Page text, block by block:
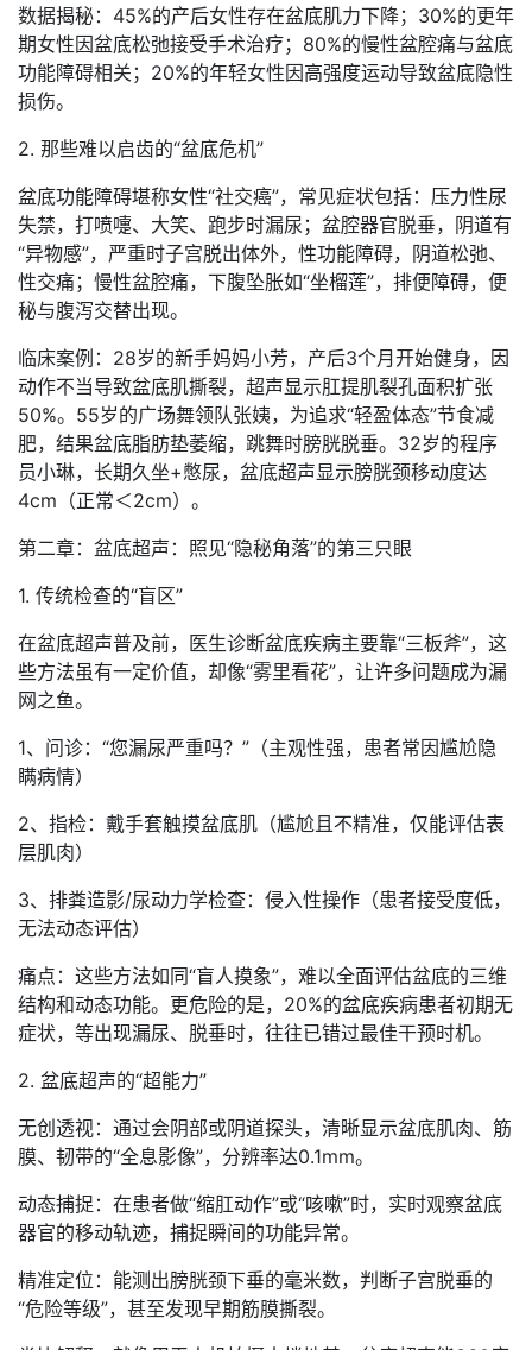
数据揭秘：45%的产后女性存在盆底肌力下降；30%的更年
期女性因盆底松弛接受手术治疗；80%的慢性盆腔痛与盆底
功能障碍相关；20%的年轻女性因高强度运动导致盆底隐性
损伤。
2. 那些难以启齿的“盆底危机”
盆底功能障碍堪称女性“社交癌”，常见症状包括：压力性尿
失禁，打喷嚏、大笑、跑步时漏尿；盆腔器官脱垂，阴道有
“异物感”，严重时子宫脱出体外，性功能障碍，阴道松弛、
性交痛；慢性盆腔痛，下腹坠胀如“坐榴莲”，排便障碍，便
秘与腹泻交替出现。
临床案例：28岁的新手妈妈小芳，产后3个月开始健身，因
动作不当导致盆底肌撕裂，超声显示肛提肌裂孔面积扩张
50%。55岁的广场舞领队张姨，为追求“轻盈体态”节食减
肥，结果盆底脂肪垫萎缩，跳舞时膀胱脱垂。32岁的程序
员小琳，长期久坐+憋尿，盆底超声显示膀胱颈移动度达
4cm（正常＜2cm）。
第二章：盆底超声：照见“隐秘角落”的第三只眼
1. 传统检查的“盲区”
在盆底超声普及前，医生诊断盆底疾病主要靠“三板斧”，这
些方法虽有一定价值，却像“雾里看花”，让许多问题成为漏
网之鱼。
1、问诊：“您漏尿严重吗？”（主观性强，患者常因尴尬隐
瞒病情）
2、指检：戴手套触摸盆底肌（尴尬且不精准，仅能评估表
层肌肉）
3、排粪造影/尿动力学检查：侵入性操作（患者接受度低，
无法动态评估）
痛点：这些方法如同“盲人摸象”，难以全面评估盆底的三维
结构和动态功能。更危险的是，20%的盆底疾病患者初期无
症状，等出现漏尿、脱垂时，往往已错过最佳干预时机。
2. 盆底超声的“超能力”
无创透视：通过会阴部或阴道探头，清晰显示盆底肌肉、筋
膜、韧带的“全息影像”，分辨率达0.1mm。
动态捕捉：在患者做“缩肛动作”或“咳嗽”时，实时观察盆底
器官的移动轨迹，捕捉瞬间的功能异常。
精准定位：能测出膀胱颈下垂的毫米数，判断子宫脱垂的
“危险等级”，甚至发现早期筋膜撕裂。